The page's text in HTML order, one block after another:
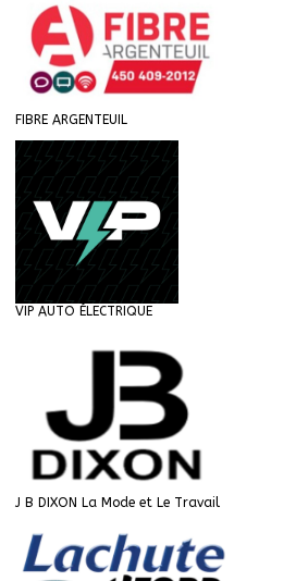
FIBRE ARGENTEUIL
VIP AUTO ÉLECTRIQUE
J B DIXON La Mode et Le Travail